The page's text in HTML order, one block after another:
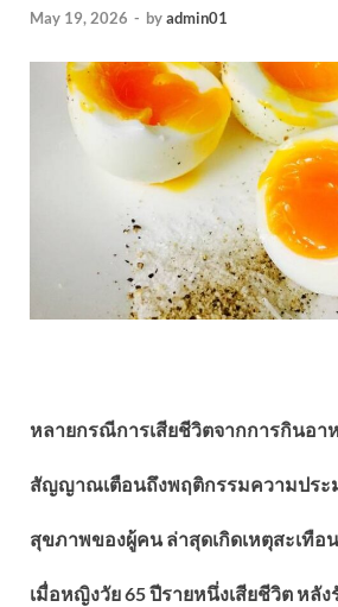
May 19, 2026 - byadmin01
หลายกรณีการเสียชีวิตจากการกินอา
สัญญาณเตือนถึงพฤติกรรมความประ
สุขภาพของผู้คน ล่าสุดเกิดเหตุสะเทือ
เมื่อหญิงวัย 65 ปีรายหนึ่งเสียชีวิต หลั